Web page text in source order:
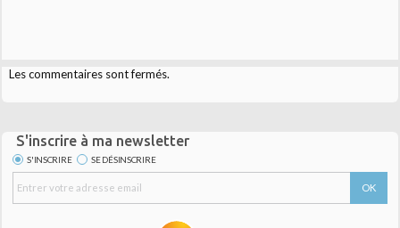
Les commentaires sont fermés.
S'inscrire à ma newsletter
S'INSCRIRE SE DÉSINSCRIRE